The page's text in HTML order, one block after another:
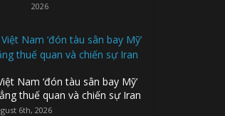
2026
Nam ‘đón tàu sân bay Mỹ’
thuế quan và chiến sự Iran
6th, 2026